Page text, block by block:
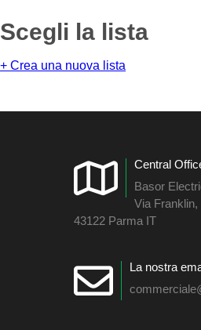
Scegli la lista
+ Crea una nuova lista
Central
Basor
Via Franklin,
43122 Parma IT
La nostra